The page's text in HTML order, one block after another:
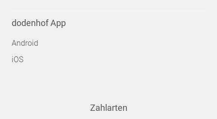
dodenhof App
Android
iOS
Zahlarten